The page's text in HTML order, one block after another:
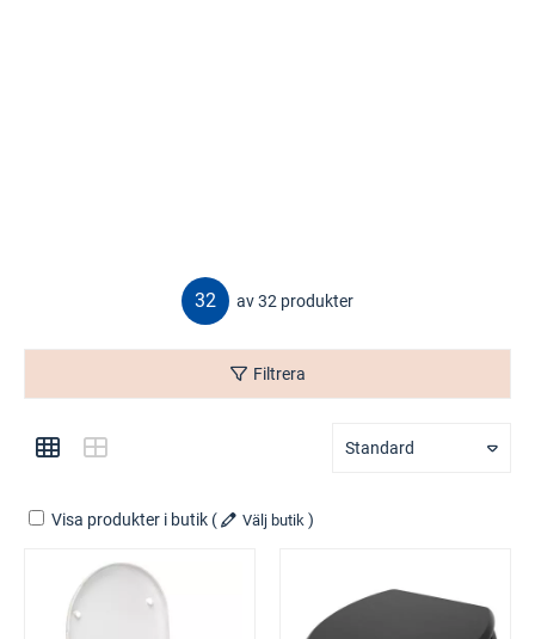
32 av 32 produkter
Filtrera
Standard
Visa produkter i butik ( Välj butik )